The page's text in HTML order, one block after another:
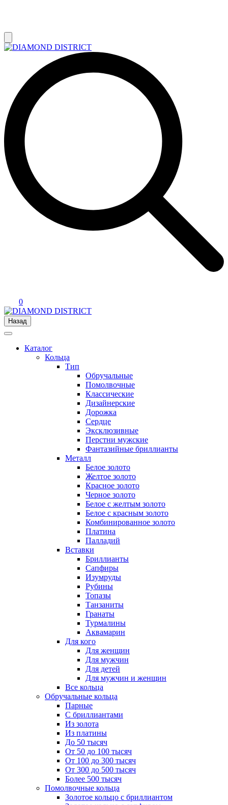
0
Назад
Каталог
Кольца
Тип
Обручальные
Помолвочные
Классические
Дизайнерские
Дорожка
Сердце
Эксклюзивные
Перстни мужские
Фантазийные бриллианты
Металл
Белое золото
Желтое золото
Красное золото
Черное золото
Белое с желтым золото
Белое с красным золото
Комбинированное золото
Платина
Палладий
Вставки
Бриллианты
Сапфиры
Изумруды
Рубины
Топазы
Танзаниты
Гранаты
Турмалины
Аквамарин
Для кого
Для женщин
Для мужчин
Для детей
Для мужчин и женщин
Все кольца
Обручальные кольца
Парные
С бриллиантами
Из золота
Из платины
До 50 тысяч
От 50 до 100 тысяч
От 100 до 300 тысяч
От 300 до 500 тысяч
Более 500 тысяч
Помолвочные кольца
Золотое кольцо с бриллиантом